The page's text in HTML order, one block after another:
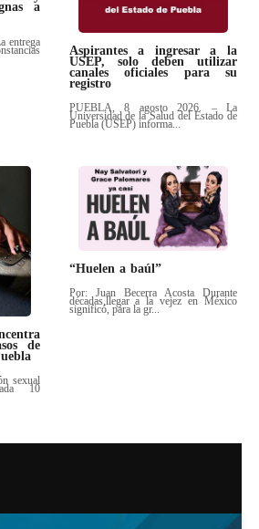
a
entrega
Aspirantes a ingresar a la
USEP, solo deben utilizar
canales oficiales para su
registro
PUEBLA, 8 agosto 2026. – La
Universidad de la Salud del Estado de
Puebla (USEP) informa...
de
sexual
10
“Huelen a baúl”
Por: Juan Becerra Acosta Durante
décadas,llegar a la vejez en México
significó, para la gr...